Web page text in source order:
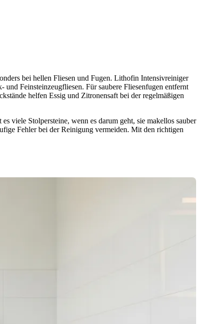
bei hellen Fliesen und Fugen. Lithofin Intensivreiniger
Feinsteinzeugfliesen. Für saubere Fliesenfugen entfernt
helfen Essig und Zitronensaft bei der regelmäßigen
viele Stolpersteine, wenn es darum geht, sie makellos sauber
Fehler bei der Reinigung vermeiden. Mit den richtigen